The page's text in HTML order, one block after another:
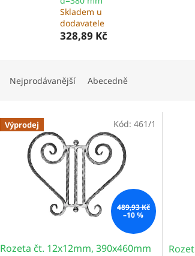
Skladem u
dodavatele
328,89 Kč
Nejprodávanější Abecedně
Výprodej
489,93 Kč
–10 %
Rozeta čt. 12x12mm, 390x460mm
Kód: 461/1